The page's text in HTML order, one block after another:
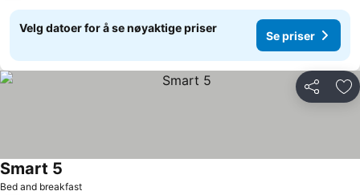
Velg datoer for å se nøyaktige priser
Se priser
Del
Bed and breakfast
Smart 5